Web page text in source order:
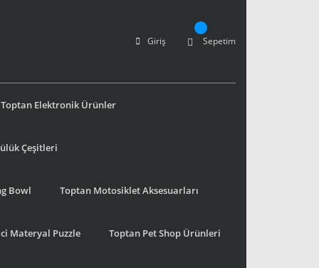
Giriş Sepetim
Toptan Elektronik Ürünler
Çeşitleri
Bowl Toptan Motosiklet Aksesuarları
Materyal Puzzle Toptan Pet Shop Ürünleri